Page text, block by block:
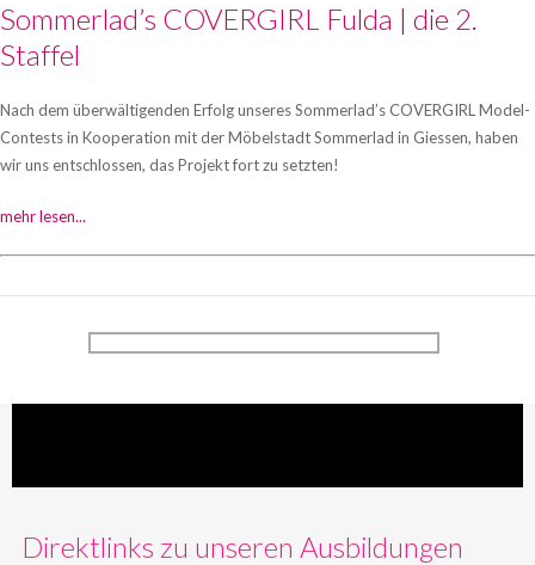
Sommerlad’s COVERGIRL Fulda | die 2.
Staffel
Nach dem überwältigenden Erfolg unseres Sommerlad’s COVERGIRL Model-
Contests in Kooperation mit der Möbelstadt Sommerlad in Giessen, haben
wir uns entschlossen, das Projekt fort zu setzten!
mehr lesen...
Direktlinks zu unseren Ausbildungen